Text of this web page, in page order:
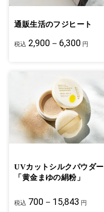
通販生活のフジヒート
税込 2,900－6,300 円
UVカットシルクパウダー
「黄金まゆの絹粉」
税込 700－15,843 円